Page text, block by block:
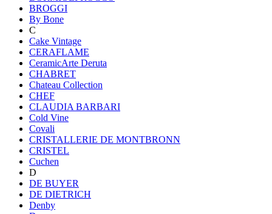
BROGGI
By Bone
C
Cake Vintage
CERAFLAME
CeramicArte Deruta
CHABRET
Chateau Collection
CHEF
CLAUDIA BARBARI
Cold Vine
Covali
CRISTALLERIE DE MONTBRONN
CRISTEL
Cuchen
D
DE BUYER
DE DIETRICH
Denby